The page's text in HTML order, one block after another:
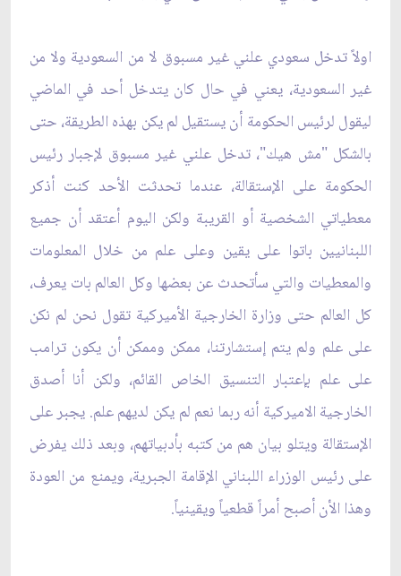
اولاً تدخل سعودي علني غير مسبوق لا من السعودية ولا من
غير السعودية، يعني في حال كان يتدخل أحد في ‏الماضي
ليقول لرئيس الحكومة أن يستقيل لم يكن بهذه الطريقة، حتى
بالشكل "مش هيك"، تدخل علني غير ‏مسبوق لإجبار رئيس
الحكومة على الإستقالة، عندما تحدثت الأحد كنت أذكر
معطياتي الشخصية أو القريبة ولكن ‏اليوم أعتقد أن جميع
اللبنانيين باتوا على يقين وعلى علم من خلال المعلومات
والمعطيات والتي سأتحدث عن ‏بعضها وكل العالم بات يعرف،
كل العالم حتى وزارة الخارجية الأميركية تقول نحن لم نكن
على علم ولم يتم ‏إستشارتنا، ممكن وممكن أن يكون ترامب
على علم بإعتبار التنسيق الخاص القائم، ولكن أنا أصدق
الخارجية ‏الاميركية أنه ربما نعم لم يكن لديهم علم. يجبر على
الإستقالة ويتلو بيان هم من كتبه بأدبياتهم، وبعد ذلك يفرض
‏على رئيس الوزراء اللبناني الإقامة الجبرية، ويمنع من العودة
وهذا الأن أصبح أمراً قطعياً ويقينياً.‏